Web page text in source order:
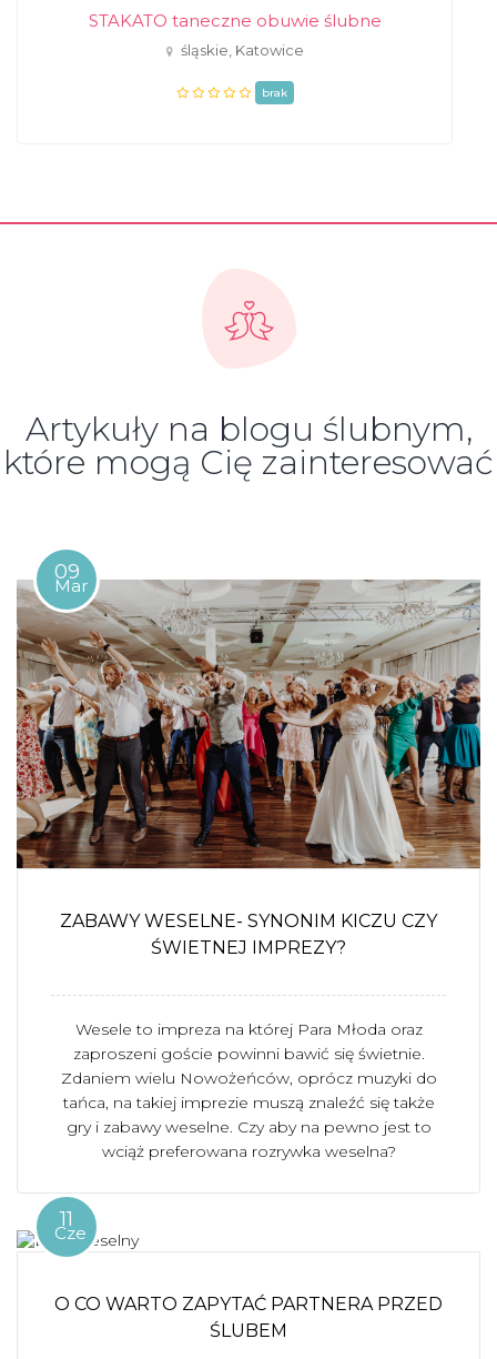
STAKATO taneczne obuwie ślubne
śląskie, Katowice
brak
Artykuły na blogu ślubnym,
które mogą Cię zainteresować
09
Mar
ZABAWY WESELNE- SYNONIM KICZU CZY
ŚWIETNEJ IMPREZY?
Wesele to impreza na której Para Młoda oraz
zaproszeni goście powinni bawić się świetnie.
Zdaniem wielu Nowożeńców, oprócz muzyki do
tańca, na takiej imprezie muszą znaleźć się także
gry i zabawy weselne. Czy aby na pewno jest to
wciąż preferowana rozrywka weselna?
11
Cze
O CO WARTO ZAPYTAĆ PARTNERA PRZED
ŚLUBEM